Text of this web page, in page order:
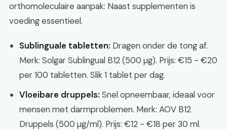
orthomoleculaire aanpak: Naast supplementen is
voeding essentieel.
Sublinguale tabletten: Dragen onder de tong af.
Merk: Solgar Sublingual B12 (500 µg). Prijs: €15 - €20
per 100 tabletten. Slik 1 tablet per dag.
Vloeibare druppels: Snel opneembaar, ideaal voor
mensen met darmproblemen. Merk: AOV B12
Druppels (500 µg/ml). Prijs: €12 - €18 per 30 ml.